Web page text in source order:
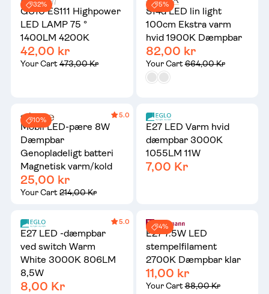
32%
GU10 ES111 Highpower
LED LAMP 75 °
1400LM 4200K
42,00 kr
Your Cart473,00 Kr
5%
S14d LED lin light
100cm Ekstra varm
hvid 1900K Dæmpbar
82,00 kr
Your Cart664,00 Kr
10%
5.0
Mobil LED-pære 8W
Dæmpbar
Genopladeligt batteri
Magnetisk varm/kold
25,00 kr
Your Cart214,00 Kr
E27 LED Varm hvid
dæmpbar 3000K
1055LM 11W
7,00 Kr
5.0
E27 LED -dæmpbar
ved switch Warm
White 3000K 806LM
8,5W
8,00 Kr
4%
E27 7.5W LED
stempelfilament
2700K Dæmpbar klar
11,00 kr
Your Cart88,00 Kr